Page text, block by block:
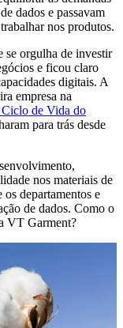
dados e passavam
nos produtos.
se orgulha de investir
e ficou claro
digitais. A
empresa na
Ciclo de Vida do
para trás desde
nos materiais de
departamentos e
de dados. Como o
VT Garment?